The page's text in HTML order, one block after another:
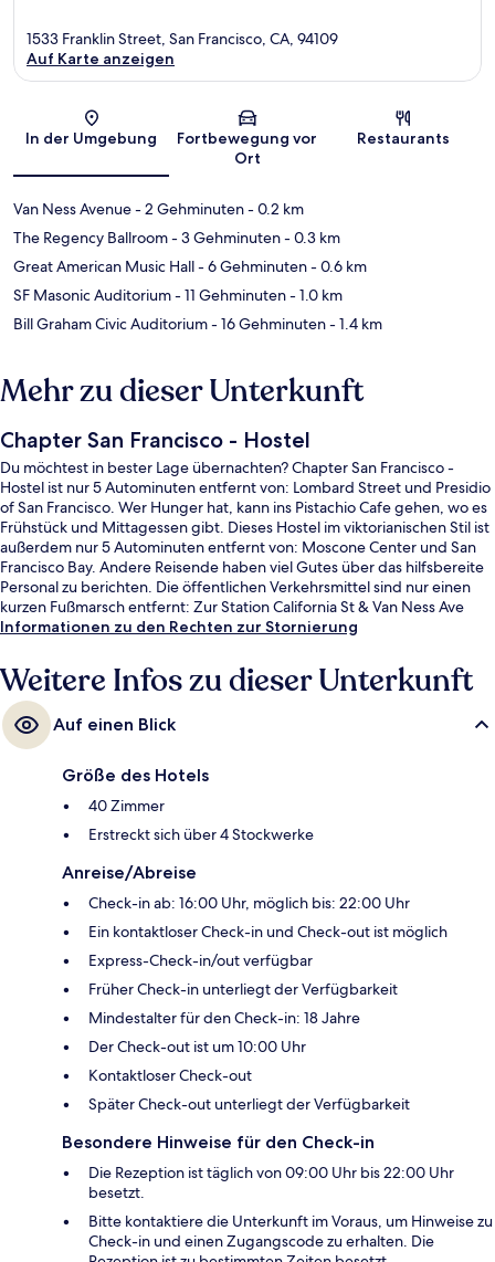
Karte
1533 Franklin Street, San Francisco, CA, 94109
Auf Karte anzeigen
In der Umgebung
Fortbewegung vor
Ort
Restaurants
Van Ness Avenue- 2 Gehminuten- 0.2 km
The Regency Ballroom- 3 Gehminuten- 0.3 km
Great American Music Hall- 6 Gehminuten- 0.6 km
SF Masonic Auditorium- 11 Gehminuten- 1.0 km
Bill Graham Civic Auditorium- 16 Gehminuten- 1.4 km
Mehr zu dieser Unterkunft
Chapter San Francisco - Hostel
Du möchtest in bester Lage übernachten? Chapter San Francisco -
Hostel ist nur 5 Autominuten entfernt von: Lombard Street und Presidio
of San Francisco. Wer Hunger hat, kann ins Pistachio Cafe gehen, wo es
Frühstück und Mittagessen gibt. Dieses Hostel im viktorianischen Stil ist
außerdem nur 5 Autominuten entfernt von: Moscone Center und San
Francisco Bay. Andere Reisende haben viel Gutes über das hilfsbereite
Personal zu berichten. Die öffentlichen Verkehrsmittel sind nur einen
kurzen Fußmarsch entfernt: Zur Station California St & Van Ness Ave
sind es 4 Minuten und zur Station California St & Polk St 6 Minuten.
Informationen zu den Rechten zur Stornierung
Weitere Infos zu dieser Unterkunft
Auf einen Blick
Größe des Hotels
40 Zimmer
Erstreckt sich über 4 Stockwerke
Anreise/Abreise
Check-in ab: 16:00 Uhr, möglich bis: 22:00 Uhr
Ein kontaktloser Check-in und Check-out ist möglich
Express-Check-in/out verfügbar
Früher Check-in unterliegt der Verfügbarkeit
Mindestalter für den Check-in: 18 Jahre
Der Check-out ist um 10:00 Uhr
Kontaktloser Check-out
Später Check-out unterliegt der Verfügbarkeit
Besondere Hinweise für den Check-in
Die Rezeption ist täglich von 09:00 Uhr bis 22:00 Uhr
besetzt.
Bitte kontaktiere die Unterkunft im Voraus, um Hinweise zu
Check-in und einen Zugangscode zu erhalten. Die